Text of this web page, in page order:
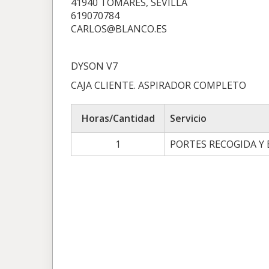
619070784
CARLOS@BLANCO.ES
DYSON V7
CAJA CLIENTE. ASPIRADOR COMPLETO
Horas/Cantidad Servicio
1
PORTES RECOGIDA Y